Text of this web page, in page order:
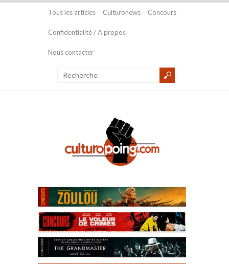
Tous les articles Culturonews Concours
Confidentialité / A propos
Nous contacter